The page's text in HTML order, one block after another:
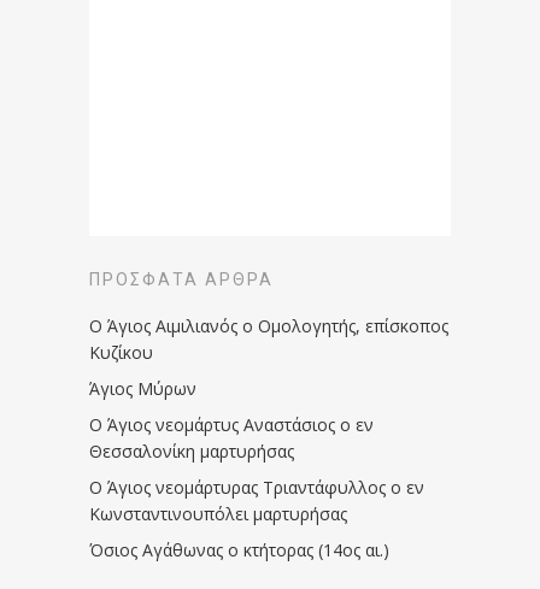
ΠΡΌΣΦΑΤΑ ΆΡΘΡΑ
Ο Άγιος Αιμιλιανός ο Ομολογητής, επίσκοπος
Κυζίκου
Άγιος Μύρων
Ο Άγιος νεομάρτυς Αναστάσιος ο εν
Θεσσαλονίκη μαρτυρήσας
Ο Άγιος νεομάρτυρας Τριαντάφυλλος ο εν
Κωνσταντινουπόλει μαρτυρήσας
Όσιος Αγάθωνας ο κτήτορας (14ος αι.)